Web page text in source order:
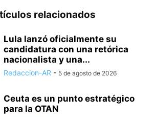
relacionados
Lula lanzó oficialmente su
candidatura con una retórica
nacionalista y una...
Redaccion-AR - 5 de agosto de 2026
Ceuta es un punto estratégico
para la OTAN